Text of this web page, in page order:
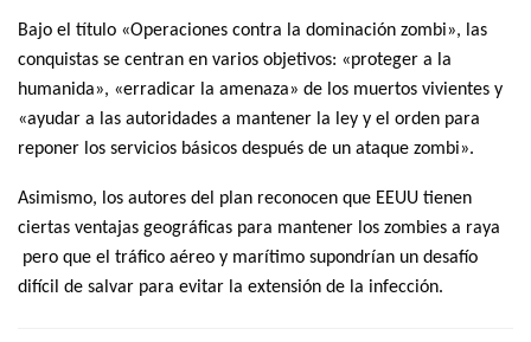
Bajo el título «Operaciones contra la dominación zombi», las
conquistas se centran en varios objetivos: «proteger a la
humanida», «erradicar la amenaza» de los muertos vivientes y
«ayudar a las autoridades a mantener la ley y el orden para
reponer los servicios básicos después de un ataque zombi».
Asimismo, los autores del plan reconocen que EEUU tienen
ciertas ventajas geográficas para mantener los zombies a raya
pero que el tráfico aéreo y marítimo supondrían un desafío
difícil de salvar para evitar la extensión de la infección.